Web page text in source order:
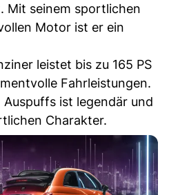
Mit seinem sportlichen
Motor ist er ein
leistet bis zu 165 PS
Fahrleistungen.
ist legendär und
Charakter.